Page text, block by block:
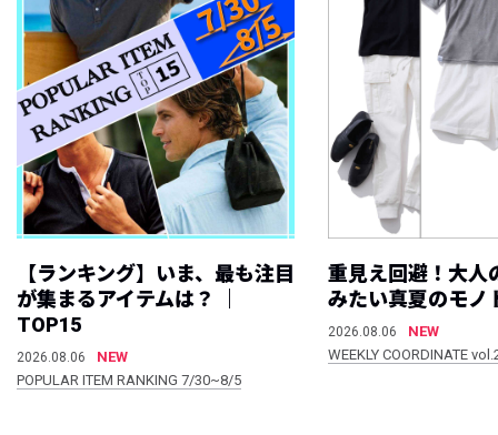
【ランキング】いま、最も注目
が集まるアイテムは？ ｜
TOP15
2026.08.06
NEW
POPULAR ITEM RANKING 7/30~8/5
重見え回避！大人
みたい真夏のモノ
2026.08.06
NEW
WEEKLY COORDINATE